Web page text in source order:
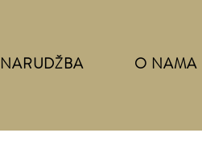
NARUDŽBA O NAMA